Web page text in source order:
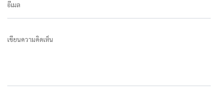
อีเมล
เขียนความคิดเห็น